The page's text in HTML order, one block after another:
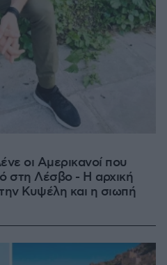
οι Αμερικανοί που
στη Λέσβο - Η αρχική
Κυψέλη και η σιωπή